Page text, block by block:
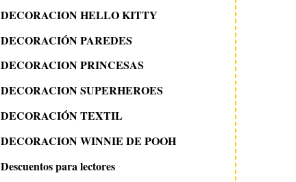
DECORACION HELLO KITTY
DECORACIÓN PAREDES
DECORACION PRINCESAS
DECORACION SUPERHEROES
DECORACIÓN TEXTIL
DECORACION WINNIE DE POOH
Descuentos para lectores